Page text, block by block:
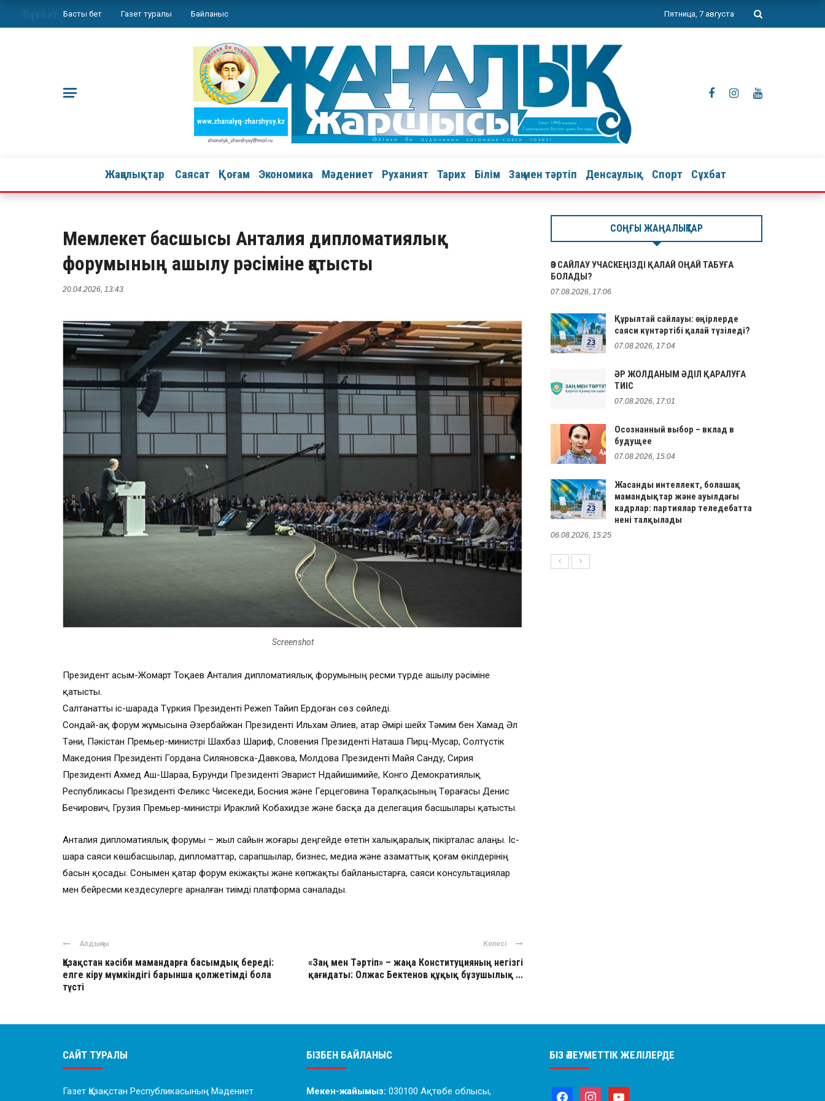
Басты бет Газет туралы Байланыс Пятница, 7 августа
Жаңалықтар Саясат Қоғам Экономика Мәдениет Руханият Тарих Білім Заң мен тәртіп Денсаулық Спорт Сұхбат
Мемлекет басшысы Анталия дипломатиялық
форумының ашылу рәсіміне қатысты
20.04.2026, 13:43
Screenshot
Президент Қасым-Жомарт Тоқаев Анталия дипломатиялық форумының ресми түрде ашылу рәсіміне
қатысты.
Салтанатты іс-шарада Түркия Президенті Режеп Тайип Ердоған сөз сөйледі.
Сондай-ақ форум жұмысына Әзербайжан Президенті Ильхам Әлиев, Қатар Әмірі шейх Тәмим бен Хамад Әл
Тәни, Пәкістан Премьер-министрі Шахбаз Шариф, Словения Президенті Наташа Пирц-Мусар, Солтүстік
Македония Президенті Гордана Силяновска-Давкова, Молдова Президенті Майя Санду, Сирия
Президенті Ахмед Аш-Шараа, Бурунди Президенті Эварист Ндайишимийе, Конго Демократиялық
Республикасы Президенті Феликс Чисекеди, Босния және Герцеговина Төралқасының Төрағасы Денис
Бечирович, Грузия Премьер-министрі Ираклий Кобахидзе және басқа да делегация басшылары қатысты.
Анталия дипломатиялық форумы – жыл сайын жоғары деңгейде өтетін халықаралық пікірталас алаңы. Іс-
шара саяси көшбасшылар, дипломаттар, сарапшылар, бизнес, медиа және азаматтық қоғам өкілдерінің
басын қосады. Сонымен қатар форум екіжақты және көпжақты байланыстарға, саяси консультациялар
мен бейресми кездесулерге арналған тиімді платформа саналады.
Алдыңғы
Қазақстан кәсіби мамандарға басымдық береді:
елге кіру мүмкіндігі барынша қолжетімді бола
түсті
Келесі
«Заң мен Тәртіп» – жаңа Конституцияның негізгі
қағидаты: Олжас Бектенов құқық бұзушылық ...
СОҢҒЫ ЖАҢАЛЫҚТАР
ӨЗ САЙЛАУ УЧАСКЕҢІЗДІ ҚАЛАЙ ОҢАЙ ТАБУҒА
БОЛАДЫ?
07.08.2026, 17:06
Құрылтай сайлауы: өңірлерде
саяси күнтәртібі қалай түзіледі?
07.08.2026, 17:04
ӘР ЖОЛДАНЫМ ӘДІЛ ҚАРАЛУҒА
ТИІС
07.08.2026, 17:01
Осознанный выбор – вклад в
будущее
07.08.2026, 15:04
Жасанды интеллект, болашақ
мамандықтар және ауылдағы
кадрлар: партиялар теледебатта
нені талқылады
06.08.2026, 15:25
САЙТ ТУРАЛЫ
Газет Қазақстан Республикасының Мәдениет
БІЗБЕН БАЙЛАНЫС
Мекен-жайымыз: 030100 Ақтөбе облысы,
БІЗ ӘЛЕУМЕТТІК ЖЕЛІЛЕРДЕ